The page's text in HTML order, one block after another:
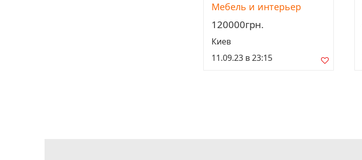
Мебель и интерьер
120000грн.
Киев
11.09.23 в 23:15